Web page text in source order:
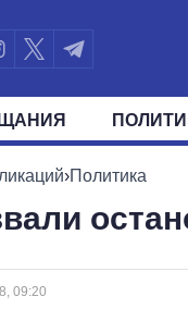
ПРЕЗИДЕНТ И
›Политика
09:20